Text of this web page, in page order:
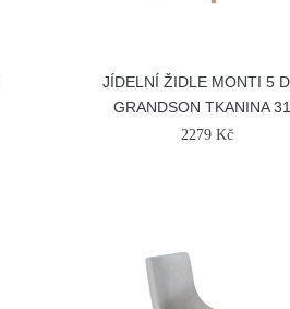
JÍDELNÍ ŽIDLE MONTI 5
GRANDSON TKANINA
2279 Kč